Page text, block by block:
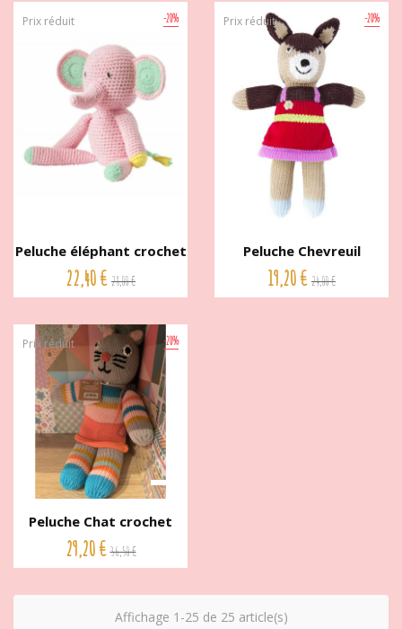
-20%
Prix réduit
Peluche éléphant crochet
de...
22,40 € 28,00 €
-20%
Prix réduit
Peluche Chevreuil
tricotée...
19,20 € 24,00 €
-20%
Prix réduit
Peluche Chat crochet
de...
29,20 € 36,50 €
Affichage 1-25 de 25 article(s)